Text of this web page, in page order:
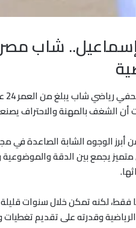
شاب
أن الشغف بالمهنة والاحتراف
أبرز الوجوه الشابة الصاعدة في
يجمع بين الدقة
من العمر 24 عامًا فقط، لكنه تمكن
وقدرته على تقديم تغطيات